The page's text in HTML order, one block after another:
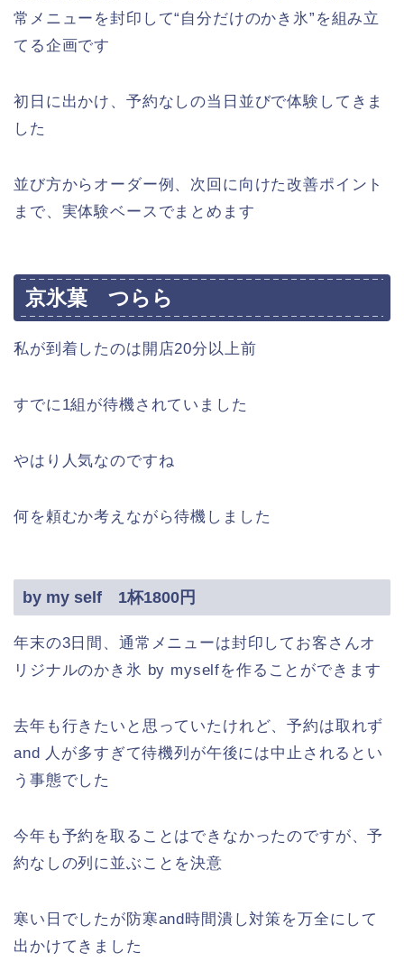
常メニューを封印して“自分だけのかき氷”を組み立
てる企画です
初日に出かけ、予約なしの当日並びで体験してきま
した
並び方からオーダー例、次回に向けた改善ポイント
まで、実体験ベースでまとめます
京氷菓 つらら
私が到着したのは開店20分以上前
すでに1組が待機されていました
やはり人気なのですね
何を頼むか考えながら待機しました
by my self 1杯1800円
年末の3日間、通常メニューは封印してお客さんオ
リジナルのかき氷 by myselfを作ることができます
去年も行きたいと思っていたけれど、予約は取れず
and 人が多すぎて待機列が午後には中止されるとい
う事態でした
今年も予約を取ることはできなかったのですが、予
約なしの列に並ぶことを決意
寒い日でしたが防寒and時間潰し対策を万全にして
出かけてきました